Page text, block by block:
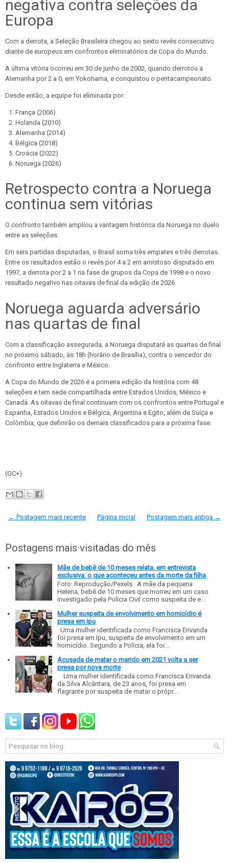
negativa contra seleções da
Europa
Com a derrota, a Seleção Brasileira chegou ao sexto revés consecutivo
diante de europeus em confrontos eliminatórios de Copa do Mundo.
A última vitória ocorreu em 30 de junho de 2002, quando derrotou a
Alemanha por 2 a 0, em Yokohama, e conquistou o pentacampeonato.
Desde então, a equipe foi eliminada por:
França (2006)
Holanda (2010)
Alemanha (2014)
Bélgica (2018)
Croácia (2022)
Noruega (2026)
Retrospecto contra a Noruega
continua sem vitórias
O confronto também ampliou a vantagem histórica da Noruega no duelo
entre as seleções.
Em seis partidas disputadas, o Brasil soma três empates e três derrotas.
Entre os resultados estão o revés por 4 a 2 em amistoso disputado em
1997, a derrota por 2 a 1 na fase de grupos da Copa de 1998 e o novo
resultado negativo nas oitavas de final da edição de 2026.
Noruega aguarda adversário
nas quartas de final
Com a classificação assegurada, a Noruega disputará as quartas de final
no próximo sábado, às 18h (horário de Brasília), contra o vencedor do
confronto entre Inglaterra e México.
A Copa do Mundo de 2026 é a primeira edição da história com 48
seleções e tem sede compartilhada entre Estados Unidos, México e
Canadá. As oitavas de final continuam com os confrontos entre Portugal e
Espanha, Estados Unidos e Bélgica, Argentina e Egito, além de Suíça e
Colômbia, que definirão os demais classificados para a próxima fase.
(GC+)
← Postagem mais recente Postagem mais antiga →
Página inicial
Postagens mais visitadas do mês
Mãe de bebê de 10 meses relata, em entrevista
exclusiva, o que aconteceu antes da morte da filha
Foto: Reprodução/Pexels A mãe da pequena
Helena, bebê de 10 meses que morreu em um caso
investigado pela Polícia Civil como suspeita de e...
Mulher suspeita de envolvimento em homicídio é
presa em Ipu
Uma mulher identificada como Francisca Erivanda
foi presa em Ipu, suspeita de envolvimento em um
homicídio. Segundo a Polícia, ela foi...
Acusada de matar o marido em 2021 volta a ser
presa por nova morte
Uma mulher identificada como Francisca Erivanda
da Silva Alcântara, de 23 anos, foi presa em
flagrante por suspeita de matar o própr...